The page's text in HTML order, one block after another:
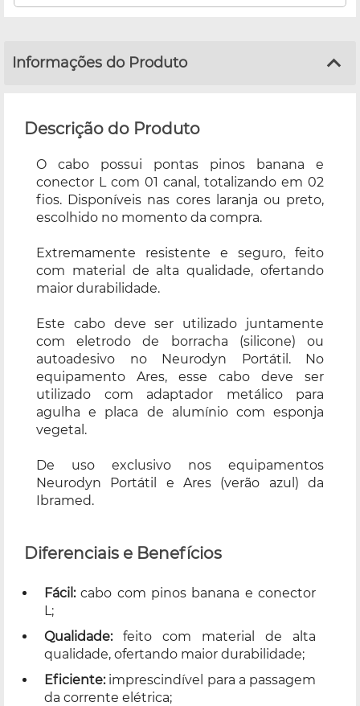
Informações do Produto
Descrição do Produto
O cabo possui pontas pinos banana e
conector L com 01 canal, totalizando em 02
fios. Disponíveis nas cores laranja ou preto,
escolhido no momento da compra.
Extremamente resistente e seguro, feito
com material de alta qualidade, ofertando
maior durabilidade.
Este cabo deve ser utilizado juntamente
com eletrodo de borracha (silicone) ou
autoadesivo no Neurodyn Portátil. No
equipamento Ares, esse cabo deve ser
utilizado com adaptador metálico para
agulha e placa de alumínio com esponja
vegetal.
De uso exclusivo nos equipamentos
Neurodyn Portátil e Ares (verão azul) da
Ibramed.
Diferenciais e Benefícios
Fácil:cabo com pinos banana e conector
L;
Qualidade:feito com material de alta
qualidade, ofertando maior durabilidade;
Eficiente:imprescindível para a passagem
da corrente elétrica;